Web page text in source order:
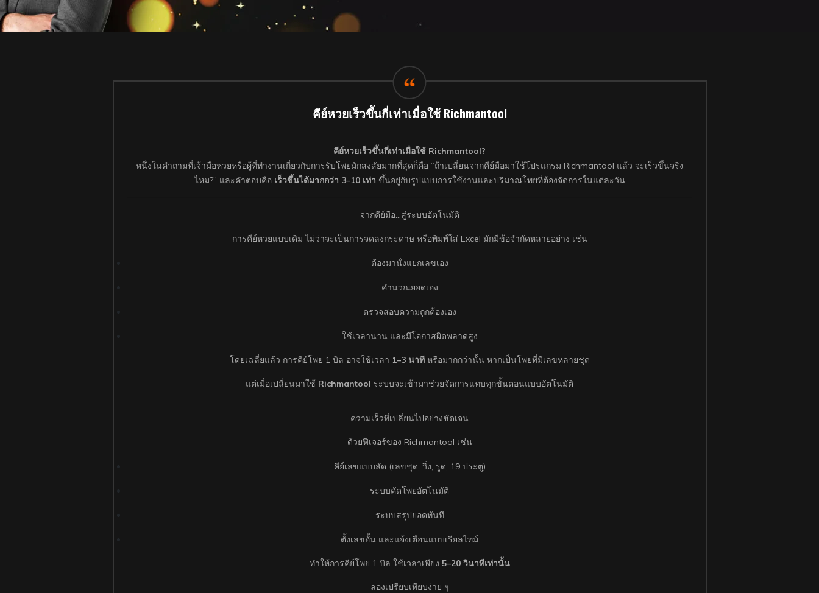
คีย์หวยเร็วขึ้นกี่เท่าเมื่อใช้ Richmantool
คีย์หวยเร็วขึ้นกี่เท่าเมื่อใช้ Richmantool?
หนึ่งในคำถามที่เจ้ามือหวยหรือผู้ที่ทำงานเกี่ยวกับการรับโพยมักสงสัยมากที่สุดก็คือ “ถ้าเปลี่ยนจากคีย์มือมาใช้โปรแกรม Richmantool แล้ว จะเร็วขึ้นจริง
ไหม?” และคำตอบคือ เร็วขึ้นได้มากกว่า 3–10 เท่า ขึ้นอยู่กับรูปแบบการใช้งานและปริมาณโพยที่ต้องจัดการในแต่ละวัน
จากคีย์มือ…สู่ระบบอัตโนมัติ
การคีย์หวยแบบเดิม ไม่ว่าจะเป็นการจดลงกระดาษ หรือพิมพ์ใส่ Excel มักมีข้อจำกัดหลายอย่าง เช่น
ต้องมานั่งแยกเลขเอง
คำนวณยอดเอง
ตรวจสอบความถูกต้องเอง
ใช้เวลานาน และมีโอกาสผิดพลาดสูง
โดยเฉลี่ยแล้ว การคีย์โพย 1 บิล อาจใช้เวลา 1–3 นาทีหรือมากกว่านั้น หากเป็นโพยที่มีเลขหลายชุด
แต่เมื่อเปลี่ยนมาใช้ Richmantool ระบบจะเข้ามาช่วยจัดการแทบทุกขั้นตอนแบบอัตโนมัติ
ความเร็วที่เปลี่ยนไปอย่างชัดเจน
ด้วยฟีเจอร์ของ Richmantool เช่น
คีย์เลขแบบลัด (เลขชุด, วิ่ง, รูด, 19 ประตู)
ระบบคัดโพยอัตโนมัติ
ระบบสรุปยอดทันที
ตั้งเลขอั้น และแจ้งเตือนแบบเรียลไทม์
ทำให้การคีย์โพย 1 บิล ใช้เวลาเพียง 5–20 วินาทีเท่านั้น
ลองเปรียบเทียบง่าย ๆ